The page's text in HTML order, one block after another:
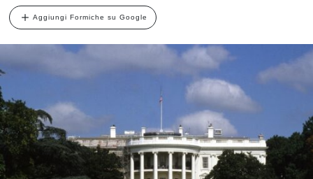
Aggiungi Formiche su Google